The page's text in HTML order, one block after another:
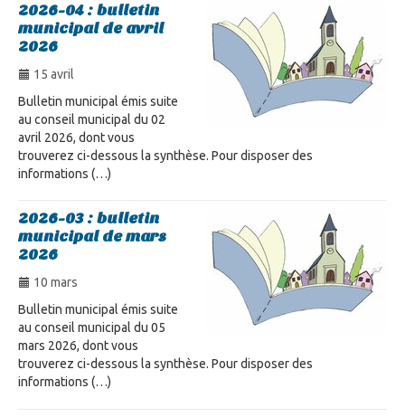
2026-04 : bulletin
municipal de avril
2026
15 avril
Bulletin municipal émis suite
au conseil municipal du 02
avril 2026, dont vous
trouverez ci-dessous la synthèse. Pour disposer des
informations (…)
2026-03 : bulletin
municipal de mars
2026
10 mars
Bulletin municipal émis suite
au conseil municipal du 05
mars 2026, dont vous
trouverez ci-dessous la synthèse. Pour disposer des
informations (…)